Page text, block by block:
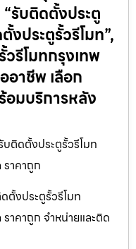
รับติดตั้งประตู
งประตูรั้วรีโมท”,
รีโมทกรุงเทพ
าชีพ เลือก
อมบริการหลัง
ติดตั้งประตูรั้วรีโมท
าคาถูก
ตั้งประตูรั้วรีโมท
าคาถูก จำหน่ายและติด